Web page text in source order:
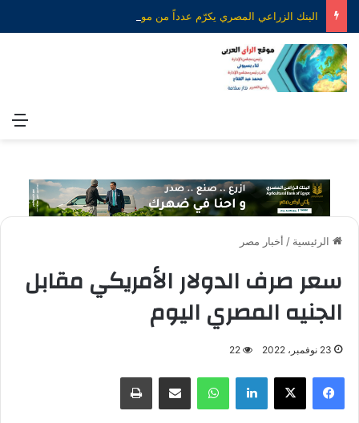
الرئيسية / أخبار مصر
سعر صرف الدولار الأمريكي مقابل
الجنيه المصري اليوم
23 نوفمبر، 2022 22
فيسبوك X لينكدإن واتساب مشاركة عبر البريد طباعة